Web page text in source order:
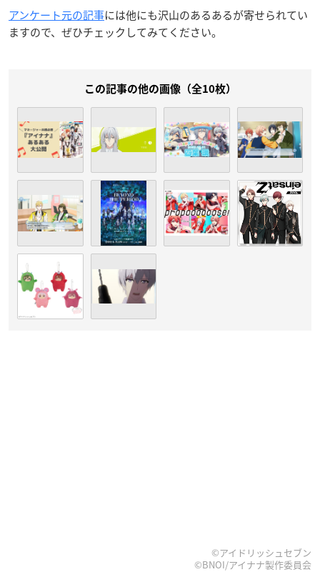
アンケート元の記事には他にも沢山のあるあるが寄せられてい
ますので、ぜひチェックしてみてください。
この記事の他の画像（全10枚）
©アイドリッシュセブン
©BNOI/アイナナ製作委員会